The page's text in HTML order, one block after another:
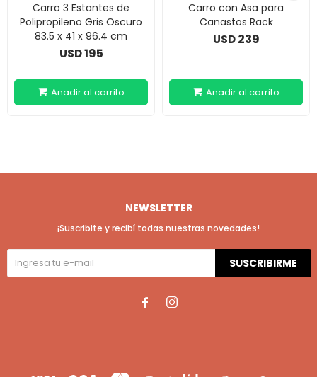
Carro 3 Estantes de
Polipropileno Gris Oscuro
83.5 x 41 x 96.4 cm
USD195
Carro con Asa para
Canastos Rack
USD 239
NEWSLETTER
¡Suscribite y recibí todas nuestras novedades!
SUSCRIBIRME
 